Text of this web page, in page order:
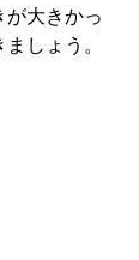
大きかっ
しょう。